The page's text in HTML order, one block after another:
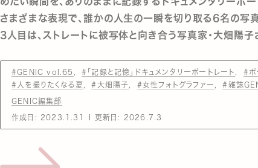
さまざまな表現で、誰かの人生の一瞬を切り取る6名の写
3人目は、ストレートに被写体と向き合う写真家・大畑陽子
#GENIC vol.65 #「記録と記憶」ドキュメンタリーポートレート
#ポ
#人を撮りたくなる夏
#大畑陽子 #女性フォトグラファー #雑誌
GENIC編集部
作成日: 2023.1.31 更新日: 2026.7.3